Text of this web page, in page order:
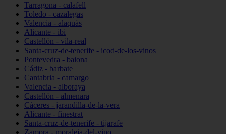
Tarragona - calafell
Toledo - cazalegas
Valencia - alaquàs
Alicante - ibi
Castellón - vila-real
Santa-cruz-de-tenerife - icod-de-los-vinos
Pontevedra - baiona
Cádiz - barbate
Cantabria - camargo
Valencia - alboraya
Castellón - almenara
Cáceres - jarandilla-de-la-vera
Alicante - finestrat
Santa-cruz-de-tenerife - tijarafe
Zamora - moraleja-del-vino